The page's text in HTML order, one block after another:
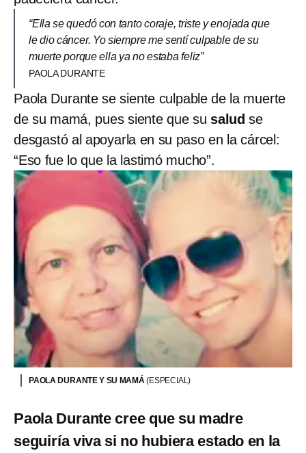
“Ella se quedó con tanto coraje, triste y enojada que
le dio cáncer. Yo siempre me sentí culpable de su
muerte porque ella ya no estaba feliz”
PAOLA DURANTE
Paola Durante se siente culpable de la muerte
de su mamá, pues siente que su saludse
desgastó al apoyarla en su paso en la cárcel:
“Eso fue lo que la lastimó mucho”.
PAOLA DURANTE Y SU MAMÁ(ESPECIAL)
Paola Durante cree que su madre
seguiría viva si no hubiera estado en la